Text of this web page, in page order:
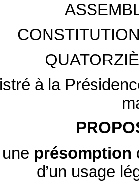
à la
présomption
d’un usage